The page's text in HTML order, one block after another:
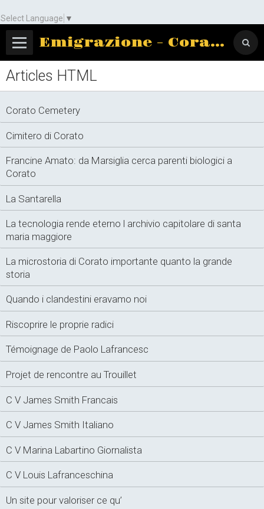
Select Language ▼
Emigrazione - Corato
Articles HTML
Corato Cemetery
Cimitero di Corato
Francine Amato: da Marsiglia cerca parenti biologici a
Corato
La Santarella
La tecnologia rende eterno l archivio capitolare di santa
maria maggiore
La microstoria di Corato importante quanto la grande
storia
Quando i clandestini eravamo noi
Riscoprire le proprie radici
Témoignage de Paolo Lafrancesc
Projet de rencontre au Trouillet
C V James Smith Francais
C V James Smith Italiano
C V Marina Labartino Giornalista
C V Louis Lafranceschina
Un site pour valoriser ce qu’